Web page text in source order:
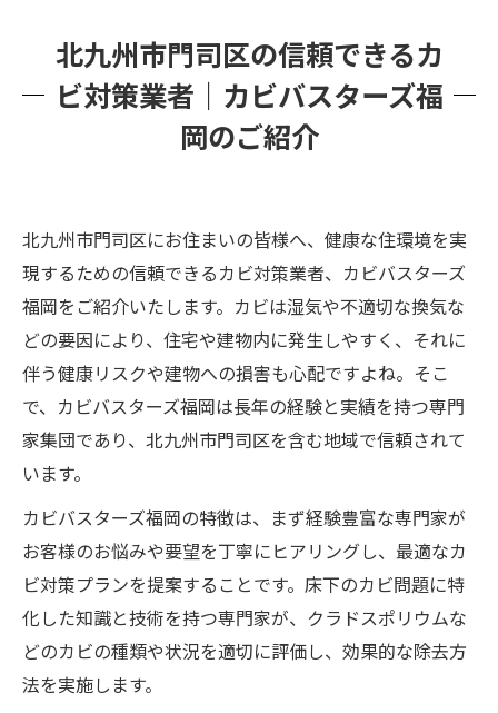
北九州市門司区の信頼できるカ
ビ対策業者｜カビバスターズ福
岡のご紹介
北九州市門司区にお住まいの皆様へ、健康な住環境を実
現するための信頼できるカビ対策業者、カビバスターズ
福岡をご紹介いたします。カビは湿気や不適切な換気な
どの要因により、住宅や建物内に発生しやすく、それに
伴う健康リスクや建物への損害も心配ですよね。そこ
で、カビバスターズ福岡は長年の経験と実績を持つ専門
家集団であり、北九州市門司区を含む地域で信頼されて
います。
カビバスターズ福岡の特徴は、まず経験豊富な専門家が
お客様のお悩みや要望を丁寧にヒアリングし、最適なカ
ビ対策プランを提案することです。床下のカビ問題に特
化した知識と技術を持つ専門家が、クラドスポリウムな
どのカビの種類や状況を適切に評価し、効果的な除去方
法を実施します。